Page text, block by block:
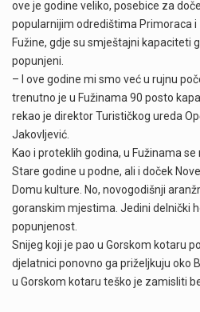
ove je godine veliko, posebice za
popularnijim odredištima Primoraca i
Fužine, gdje su smještajni kapaciteti
popunjeni.
– I ove godine mi smo već u rujnu
trenutno je u Fužinama 90 posto
rekao je direktor Turističkog ureda
Jakovljević.
Kao i proteklih godina, u Fužinama
Stare godine u podne, ali i doček
Domu kulture. No, novogodišnji
goranskim mjestima. Jedini delnički
popunjenost.
Snijeg koji je pao u Gorskom kotaru
djelatnici ponovno ga priželjkuju oko
u Gorskom kotaru teško je zamisliti